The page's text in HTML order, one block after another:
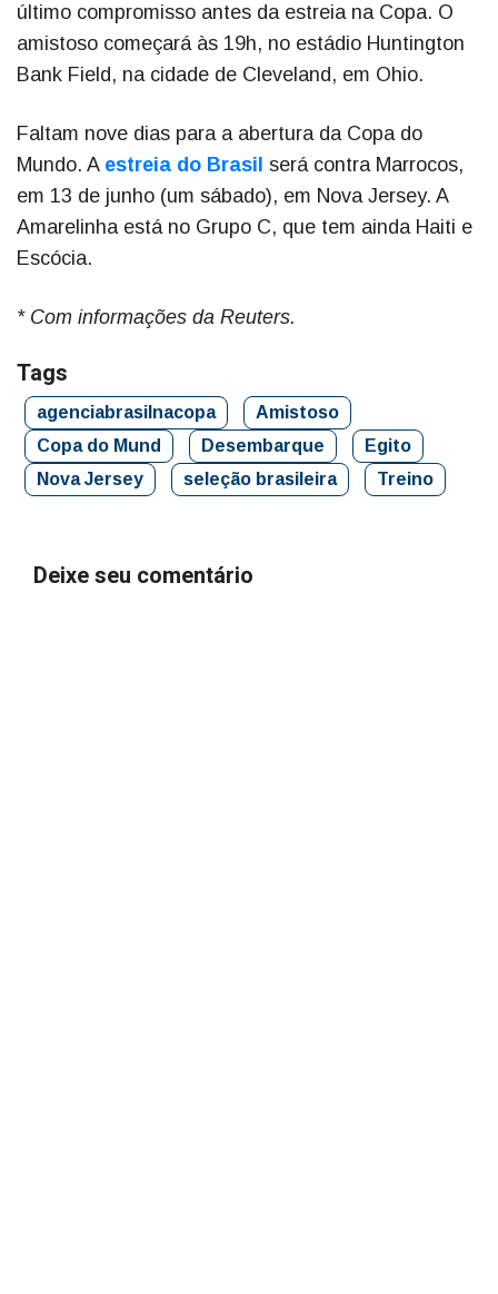
último compromisso antes da estreia na Copa. O
amistoso começará às 19h, no estádio Huntington
Bank Field, na cidade de Cleveland, em Ohio.
Faltam nove dias para a abertura da Copa do
Mundo. A estreia do Brasil será contra Marrocos,
em 13 de junho (um sábado), em Nova Jersey. A
Amarelinha está no Grupo C, que tem ainda Haiti e
Escócia.
* Com informações da Reuters.
Tags
agenciabrasilnacopa
Amistoso
Copa do Mund
Desembarque
Egito
Nova Jersey
seleção brasileira Treino
Deixe seu comentário